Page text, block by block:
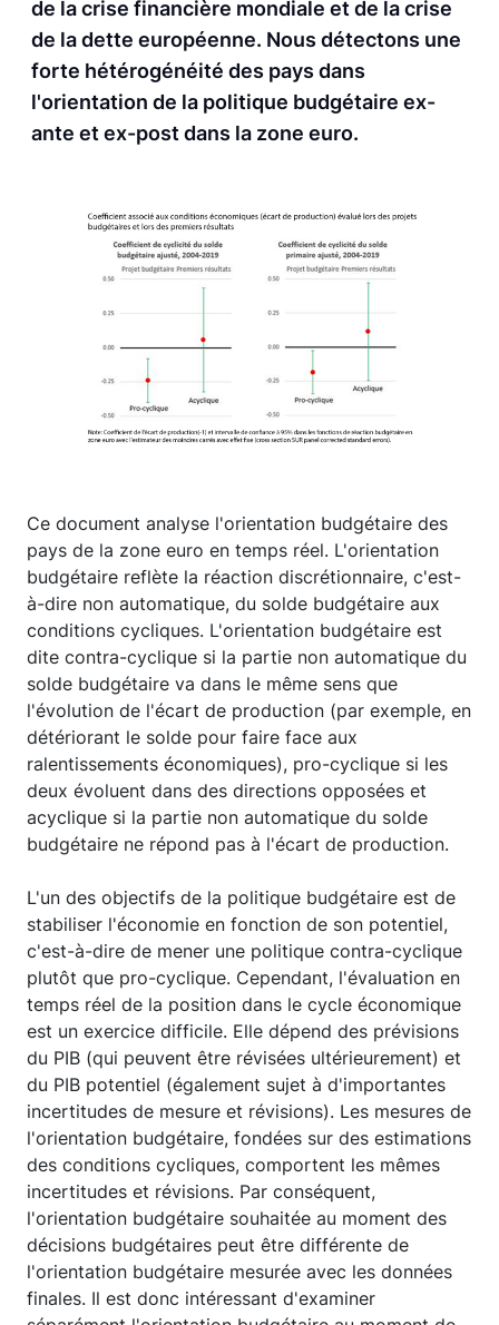
de la crise financière mondiale et de la crise
de la dette européenne. Nous détectons une
forte hétérogénéité des pays dans
l'orientation de la politique budgétaire ex-
ante et ex-post dans la zone euro.
Ce document analyse l'orientation budgétaire des
pays de la zone euro en temps réel. L'orientation
budgétaire reflète la réaction discrétionnaire, c'est-
à-dire non automatique, du solde budgétaire aux
conditions cycliques. L'orientation budgétaire est
dite contra-cyclique si la partie non automatique du
solde budgétaire va dans le même sens que
l'évolution de l'écart de production (par exemple, en
détériorant le solde pour faire face aux
ralentissements économiques), pro-cyclique si les
deux évoluent dans des directions opposées et
acyclique si la partie non automatique du solde
budgétaire ne répond pas à l'écart de production.
L'un des objectifs de la politique budgétaire est de
stabiliser l'économie en fonction de son potentiel,
c'est-à-dire de mener une politique contra-cyclique
plutôt que pro-cyclique. Cependant, l'évaluation en
temps réel de la position dans le cycle économique
est un exercice difficile. Elle dépend des prévisions
du PIB (qui peuvent être révisées ultérieurement) et
du PIB potentiel (également sujet à d'importantes
incertitudes de mesure et révisions). Les mesures de
l'orientation budgétaire, fondées sur des estimations
des conditions cycliques, comportent les mêmes
incertitudes et révisions. Par conséquent,
l'orientation budgétaire souhaitée au moment des
décisions budgétaires peut être différente de
l'orientation budgétaire mesurée avec les données
finales. Il est donc intéressant d'examiner